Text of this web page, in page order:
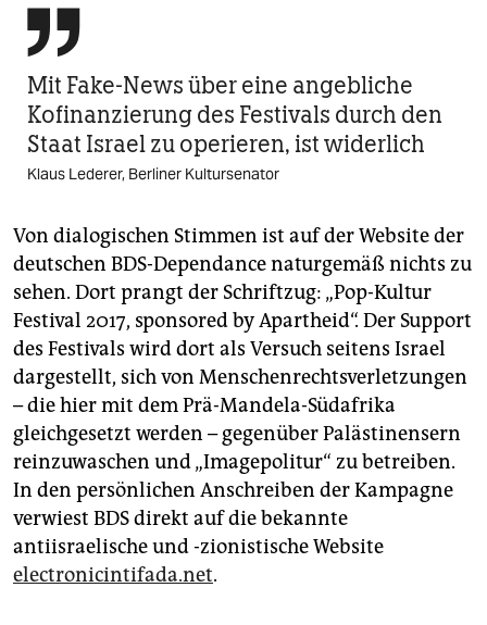

Mit Fake-News über eine angebliche
Kofinanzierung des Festivals durch den
Staat Israel zu operieren, ist widerlich
Klaus Lederer, Berliner Kultursenator
Von dialogischen Stimmen ist auf der Website der
deutschen BDS-Dependance naturgemäß nichts zu
sehen. Dort prangt der Schriftzug: „Pop-Kultur
Festival 2017, sponsored by Apartheid“. Der Support
des Festivals wird dort als Versuch seitens Israel
dargestellt, sich von Menschenrechtsverletzungen
– die hier mit dem Prä-Mandela-Südafrika
gleichgesetzt werden – gegenüber Palästinensern
reinzuwaschen und „Imagepolitur“ zu betreiben.
In den persönlichen Anschreiben der Kampagne
verwiest BDS direkt auf die bekannte
antiisraelische und -zionistische Website
electronicintifada.net.